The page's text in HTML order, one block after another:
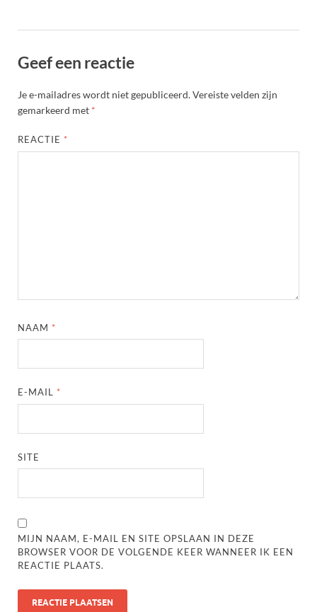
Geef een reactie
Je e-mailadres wordt niet gepubliceerd.Vereiste velden zijn
gemarkeerd met *
REACTIE *
NAAM *
E-MAIL *
SITE
MIJN NAAM, E-MAIL EN SITE OPSLAAN IN DEZE
BROWSER VOOR DE VOLGENDE KEER WANNEER IK EEN
REACTIE PLAATS.